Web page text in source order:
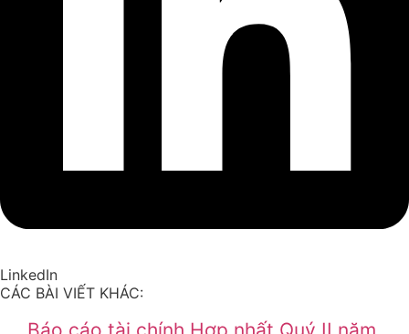
LinkedIn
CÁC BÀI VIẾT KHÁC: